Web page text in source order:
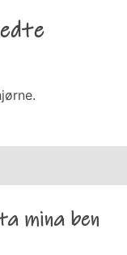
mina ben